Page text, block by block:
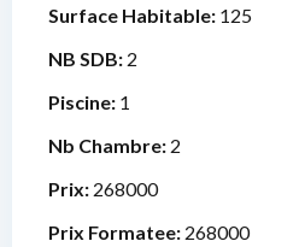
Surface Habitable: 125
NB SDB: 2
Piscine: 1
Nb Chambre: 2
Prix: 268000
Prix Formatee: 268000